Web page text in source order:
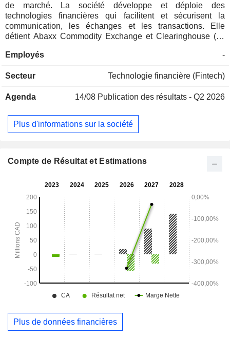
de marché. La société développe et déploie des
technologies financières qui facilitent et sécurisent la
communication, les échanges et les transactions. Elle
détient Abaxx Commodity Exchange et Clearinghouse (ci-
Abaxx Clearing »). Abaxx Exchange fournit l’infrastructure
électrifiée et à faible émission de carbone grâce à des
centralisée portant sur le gaz naturel liquéfié (GNL), le
précieux. Ses produits comprennent Abaxx Verifier, Abaxx
Drive & Vault et Abaxx Messenger. La société se concentre
technologie de proposer des solutions fondées sur le
autres.
Employés -
Secteur Technologie financière (Fintech)
Agenda 14/08 Publication des résultats - Q2 2026
Plus d'informations sur la société
Compte de Résultat et Estimations
Plus de données financières